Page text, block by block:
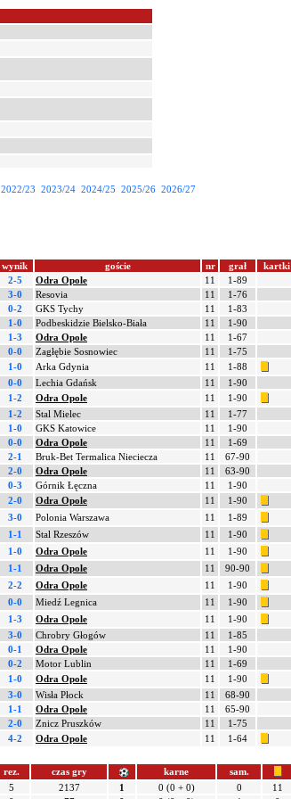
2022/23 2023/24 2024/25 2025/26 2026/27
wynik goście nr grał kartki
2-5 Odra Opole 11
1-89
3-0 Resovia 11 1-76
0-2 GKS Tychy 11
1-83
1-0 Podbeskidzie Bielsko-Biała 11
1-90
1-3 Odra Opole 11
1-67
0-0 Zagłębie Sosnowiec 11
1-75
1-0 Arka Gdynia 11
1-88
0-0 Lechia Gdańsk 11
1-90
1-2 Odra Opole 11
1-90
1-2 Stal Mielec 11 1-77
1-0 GKS Katowice 11
1-90
0-0 Odra Opole 11
1-69
2-1 Bruk-Bet Termalica Nieciecza 11
67-90
2-0 Odra Opole 11
63-90
0-3 Górnik Łęczna 11
1-90
2-0 Odra Opole 11
1-90
3-0 Polonia Warszawa 11
1-89
1-1 Stal Rzeszów 11
1-90
1-0 Odra Opole 11
1-90
1-1 Odra Opole 11
90-90
2-2 Odra Opole 11
1-90
0-0 Miedź Legnica 11
1-90
1-3 Odra Opole 11
1-90
3-0 Chrobry Głogów 11
1-85
0-1 Odra Opole 11
1-90
0-2 Motor Lublin 11
1-69
1-0 Odra Opole 11
1-90
3-0 Wisła Płock 11
68-90
1-1 Odra Opole 11
65-90
2-0 Znicz Pruszków 11
1-75
4-2 Odra Opole 11 1-64
rez. czas gry karne
sam.
5 2137 1 0 (0 + 0) 0 11